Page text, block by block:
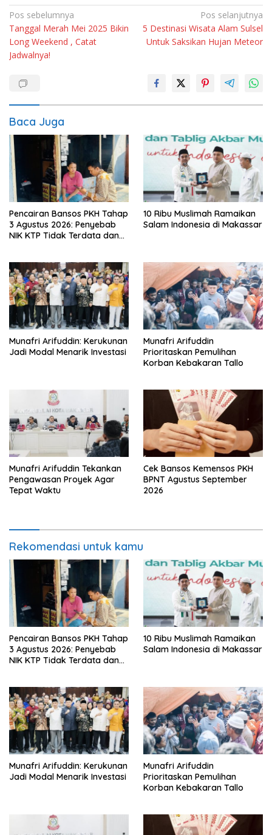
Navigasi
pos
Pos sebelumnya
Tanggal Merah Mei 2025 Bikin
Long Weekend , Catat
Jadwalnya!
Pos selanjutnya
5 Destinasi Wisata Alam Sulsel
Untuk Saksikan Hujan Meteor
Baca Juga
Pencairan Bansos PKH Tahap
3 Agustus 2026: Penyebab
NIK KTP Tidak Terdata dan
10 Ribu Muslimah Ramaikan
Salam Indonesia di Makassar
Munafri Arifuddin: Kerukunan
Jadi Modal Menarik Investasi
Munafri Arifuddin
Prioritaskan Pemulihan
Korban Kebakaran Tallo
Munafri Arifuddin Tekankan
Pengawasan Proyek Agar
Tepat Waktu
Cek Bansos Kemensos PKH
BPNT Agustus September
2026
Rekomendasi untuk kamu
Pencairan Bansos PKH Tahap
3 Agustus 2026: Penyebab
NIK KTP Tidak Terdata dan
10 Ribu Muslimah Ramaikan
Salam Indonesia di Makassar
Munafri Arifuddin: Kerukunan
Jadi Modal Menarik Investasi
Munafri Arifuddin
Prioritaskan Pemulihan
Korban Kebakaran Tallo